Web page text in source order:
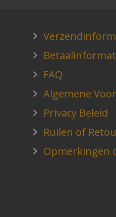
FAQ
Algemene
Privacy Beleid
Ruilen of
Opmerkingen